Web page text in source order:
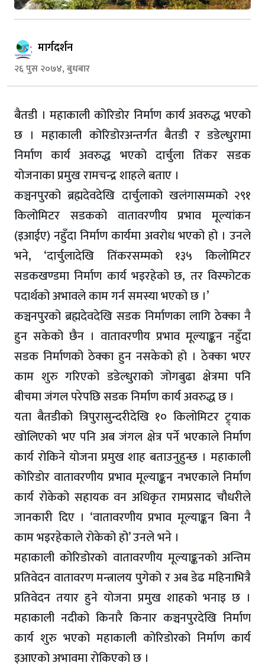
मार्गदर्शन
२६ पुस २०७४, बुधबार
बैतडी । महाकाली कोरिडोर निर्माण कार्य अवरुद्ध भएको
छ । महाकाली कोरिडोरअन्तर्गत बैतडी र डडेल्धुरामा
निर्माण कार्य अवरुद्ध भएको दार्चुला तिंकर सडक
योजनाका प्रमुख रामचन्द्र शाहले बताए ।
कञ्चनपुरको ब्रह्मदेवदेखि दार्चुलाको खलंगासम्मको २९१
किलोमिटर सडकको वातावरणीय प्रभाव मूल्यांकन
(इआईए) नहुँदा निर्माण कार्यमा अवरोध भएको हो । उनले
भने, ‘दार्चुलादेखि तिंकरसम्मको १३५ किलोमिटर
सडकखण्डमा निर्माण कार्य भइरहेको छ, तर विस्फोटक
पदार्थको अभावले काम गर्न समस्या भएको छ ।’
कञ्चनपुरको ब्रह्मदेवदेखि सडक निर्माणका लागि ठेक्का नै
हुन सकेको छैन । वातावरणीय प्रभाव मूल्याङ्कन नहुँदा
सडक निर्माणको ठेक्का हुन नसकेको हो । ठेक्का भएर
काम शुरु गरिएको डडेल्धुराको जोगबुढा क्षेत्रमा पनि
बीचमा जंगल परेपछि सडक निर्माण कार्य अवरुद्ध छ ।
यता बैतडीको त्रिपुरासुन्दरीदेखि १० किलोमिटर ट्र्याक
खोलिएको भए पनि अब जंगल क्षेत्र पर्ने भएकाले निर्माण
कार्य रोकिने योजना प्रमुख शाह बताउनुहुन्छ । महाकाली
कोरिडोर वातावरणीय प्रभाव मूल्याङ्कन नभएकाले निर्माण
कार्य रोकेको सहायक वन अधिकृत रामप्रसाद चौधरीले
जानकारी दिए । ‘वातावरणीय प्रभाव मूल्याङ्कन बिना नै
काम भइरहेकाले रोकेको हो’ उनले भने ।
महाकाली कोरिडोरको वातावरणीय मूल्याङ्कनको अन्तिम
प्रतिवेदन वातावरण मन्त्रालय पुगेको र अब डेढ महिनाभित्रै
प्रतिवेदन तयार हुने योजना प्रमुख शाहको भनाइ छ ।
महाकाली नदीको किनारै किनार कञ्चनपुरदेखि निर्माण
कार्य शुरु भएको महाकाली कोरिडोरको निर्माण कार्य
इआएको अभावमा रोकिएको छ ।